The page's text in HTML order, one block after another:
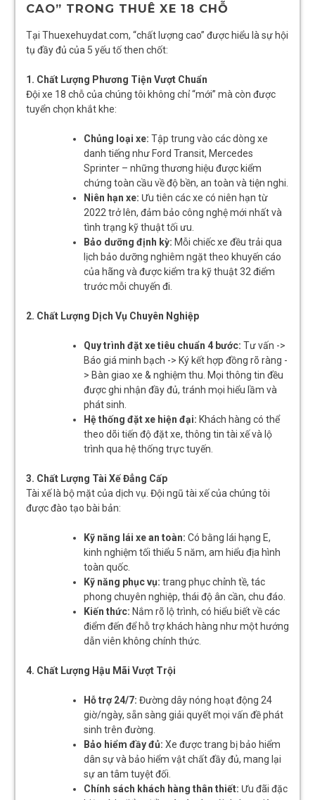
CAO” TRONG THUÊ XE 18 CHỖ
Tại Thuexehuydat.com, “chất lượng cao” được hiểu là sự hội
tụ đầy đủ của 5 yếu tố then chốt:
1. Chất Lượng Phương Tiện Vượt Chuẩn
Đội xe 18 chỗ của chúng tôi không chỉ “mới” mà còn được
tuyển chọn khắt khe:
Chủng loại xe: Tập trung vào các dòng xe
danh tiếng như Ford Transit, Mercedes
Sprinter – những thương hiệu được kiểm
chứng toàn cầu về độ bền, an toàn và tiện nghi.
Niên hạn xe: Ưu tiên các xe có niên hạn từ
2022 trở lên, đảm bảo công nghệ mới nhất và
tình trạng kỹ thuật tối ưu.
Bảo dưỡng định kỳ: Mỗi chiếc xe đều trải qua
lịch bảo dưỡng nghiêm ngặt theo khuyến cáo
của hãng và được kiểm tra kỹ thuật 32 điểm
trước mỗi chuyến đi.
2. Chất Lượng Dịch Vụ Chuyên Nghiệp
Quy trình đặt xe tiêu chuẩn 4 bước: Tư vấn ->
Báo giá minh bạch -> Ký kết hợp đồng rõ ràng -
> Bàn giao xe & nghiệm thu. Mọi thông tin đều
được ghi nhận đầy đủ, tránh mọi hiểu lầm và
phát sinh.
Hệ thống đặt xe hiện đại: Khách hàng có thể
theo dõi tiến độ đặt xe, thông tin tài xế và lộ
trình qua hệ thống trực tuyến.
3. Chất Lượng Tài Xế Đẳng Cấp
Tài xế là bộ mặt của dịch vụ. Đội ngũ tài xế của chúng tôi
được đào tạo bài bản:
Kỹ năng lái xe an toàn: Có bằng lái hạng E,
kinh nghiệm tối thiểu 5 năm, am hiểu địa hình
toàn quốc.
Kỹ năng phục vụ: trang phục chỉnh tề, tác
phong chuyên nghiệp, thái độ ân cần, chu đáo.
Kiến thức: Nắm rõ lộ trình, có hiểu biết về các
điểm đến để hỗ trợ khách hàng như một hướng
dẫn viên không chính thức.
4. Chất Lượng Hậu Mãi Vượt Trội
Hỗ trợ 24/7: Đường dây nóng hoạt động 24
giờ/ngày, sẵn sàng giải quyết mọi vấn đề phát
sinh trên đường.
Bảo hiểm đầy đủ: Xe được trang bị bảo hiểm
dân sự và bảo hiểm vật chất đầy đủ, mang lại
sự an tâm tuyệt đối.
Chính sách khách hàng thân thiết: Ưu đãi đặc